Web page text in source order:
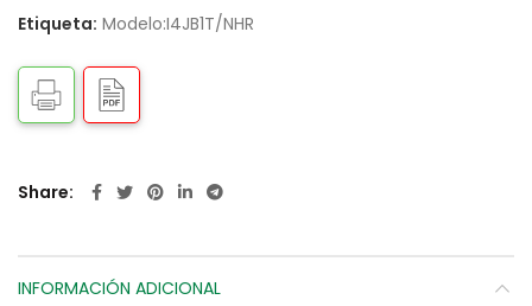
Etiqueta: Modelo:I4JB1T/NHR
Share
INFORMACIÓN ADICIONAL